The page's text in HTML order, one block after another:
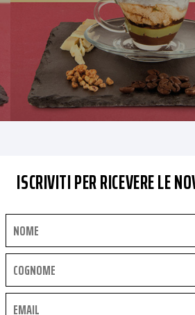
ISCRIVITI PER RICEVERE LE